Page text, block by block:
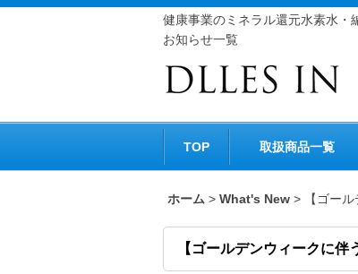
健康事業のミネラル還元水素水・
お知らせ一覧
TOP 取扱商品一覧
ホーム > What's New > 【ゴー
【ゴールデンウィークに